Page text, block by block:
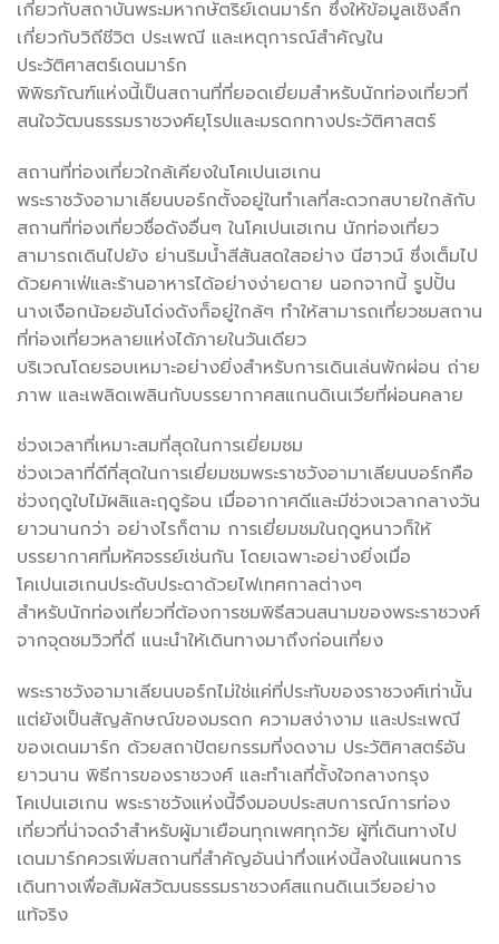
เกี่ยวกับสถาบันพระมหากษัตริย์เดนมาร์ก ซึ่งให้ข้อมูลเชิงลึก
เกี่ยวกับวิถีชีวิต ประเพณี และเหตุการณ์สำคัญใน
ประวัติศาสตร์เดนมาร์ก
พิพิธภัณฑ์แห่งนี้เป็นสถานที่ที่ยอดเยี่ยมสำหรับนักท่องเที่ยวที่
สนใจวัฒนธรรมราชวงศ์ยุโรปและมรดกทางประวัติศาสตร์
สถานที่ท่องเที่ยวใกล้เคียงในโคเปนเฮเกน
พระราชวังอามาเลียนบอร์กตั้งอยู่ในทำเลที่สะดวกสบายใกล้กับ
สถานที่ท่องเที่ยวชื่อดังอื่นๆ ในโคเปนเฮเกน นักท่องเที่ยว
สามารถเดินไปยัง ย่านริมน้ำสีสันสดใสอย่าง นีฮาวน์ ซึ่งเต็มไป
ด้วยคาเฟ่และร้านอาหารได้อย่างง่ายดาย นอกจากนี้ รูปปั้น
นางเงือกน้อยอันโด่งดังก็อยู่ใกล้ๆ ทำให้สามารถเที่ยวชมสถาน
ที่ท่องเที่ยวหลายแห่งได้ภายในวันเดียว
บริเวณโดยรอบเหมาะอย่างยิ่งสำหรับการเดินเล่นพักผ่อน ถ่าย
ภาพ และเพลิดเพลินกับบรรยากาศสแกนดิเนเวียที่ผ่อนคลาย
ช่วงเวลาที่เหมาะสมที่สุดในการเยี่ยมชม
ช่วงเวลาที่ดีที่สุดในการเยี่ยมชมพระราชวังอามาเลียนบอร์กคือ
ช่วงฤดูใบไม้ผลิและฤดูร้อน เมื่ออากาศดีและมีช่วงเวลากลางวัน
ยาวนานกว่า อย่างไรก็ตาม การเยี่ยมชมในฤดูหนาวก็ให้
บรรยากาศที่มหัศจรรย์เช่นกัน โดยเฉพาะอย่างยิ่งเมื่อ
โคเปนเฮเกนประดับประดาด้วยไฟเทศกาลต่างๆ
สำหรับนักท่องเที่ยวที่ต้องการชมพิธีสวนสนามของพระราชวงศ์
จากจุดชมวิวที่ดี แนะนำให้เดินทางมาถึงก่อนเที่ยง
พระราชวังอามาเลียนบอร์กไม่ใช่แค่ที่ประทับของราชวงศ์เท่านั้น
แต่ยังเป็นสัญลักษณ์ของมรดก ความสง่างาม และประเพณี
ของเดนมาร์ก ด้วยสถาปัตยกรรมที่งดงาม ประวัติศาสตร์อัน
ยาวนาน พิธีการของราชวงศ์ และทำเลที่ตั้งใจกลางกรุง
โคเปนเฮเกน พระราชวังแห่งนี้จึงมอบประสบการณ์การท่อง
เที่ยวที่น่าจดจำสำหรับผู้มาเยือนทุกเพศทุกวัย ผู้ที่เดินทางไป
เดนมาร์กควรเพิ่มสถานที่สำคัญอันน่าทึ่งแห่งนี้ลงในแผนการ
เดินทางเพื่อสัมผัสวัฒนธรรมราชวงศ์สแกนดิเนเวียอย่าง
แท้จริง